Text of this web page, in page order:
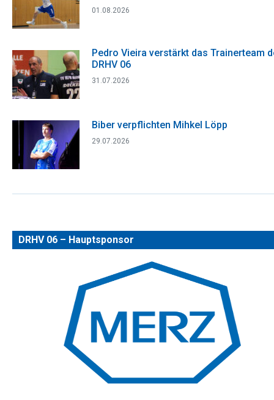
01.08.2026
Pedro Vieira verstärkt das Trainerteam
DRHV 06
31.07.2026
Biber verpflichten Mihkel Löpp
29.07.2026
DRHV 06 – Hauptsponsor